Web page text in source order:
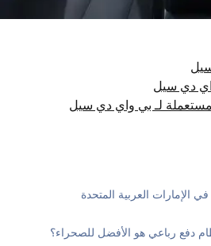
دي سيل
لـ بي واي دي سيل